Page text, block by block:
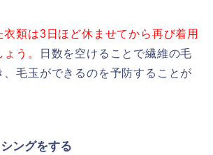
衣類は3日ほど休ませてから再び着用
う。
日数を空けることで繊維の毛
、毛玉ができるのを予防することが
ングをする